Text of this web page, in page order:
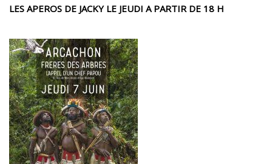
LES APEROS DE JACKY LE JEUDI A PARTIR DE 18 H